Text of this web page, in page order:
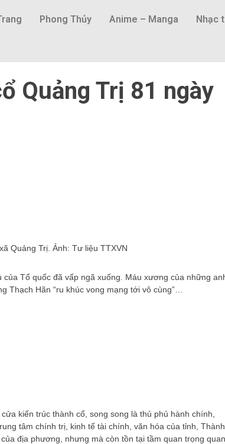
Phong Thủy Anime – Manga Nhạc
Quảng Trị 81 ngày
Quảng Trị. Ảnh: Tư liệu TTXVN
Tổ quốc đã vấp ngã xuống. Máu xương của những
Thạch Hãn “ru khúc vong mạng tới vô cùng”…
kiến ​​trúc thành cổ, song song là thủ phủ hành chính,
tâm chính trị, kinh tế tài chính, văn hóa của tỉnh, Thành
địa phương, nhưng mà còn tồn tại tầm quan trọng quan